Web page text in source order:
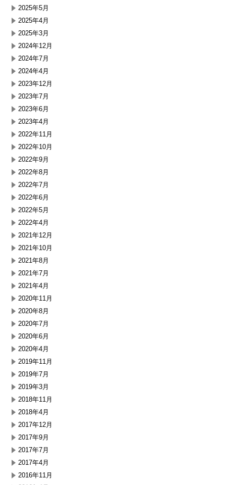
2025年5月
2025年4月
2025年3月
2024年12月
2024年7月
2024年4月
2023年12月
2023年7月
2023年6月
2023年4月
2022年11月
2022年10月
2022年9月
2022年8月
2022年7月
2022年6月
2022年5月
2022年4月
2021年12月
2021年10月
2021年8月
2021年7月
2021年4月
2020年11月
2020年8月
2020年7月
2020年6月
2020年4月
2019年11月
2019年7月
2019年3月
2018年11月
2018年4月
2017年12月
2017年9月
2017年7月
2017年4月
2016年11月